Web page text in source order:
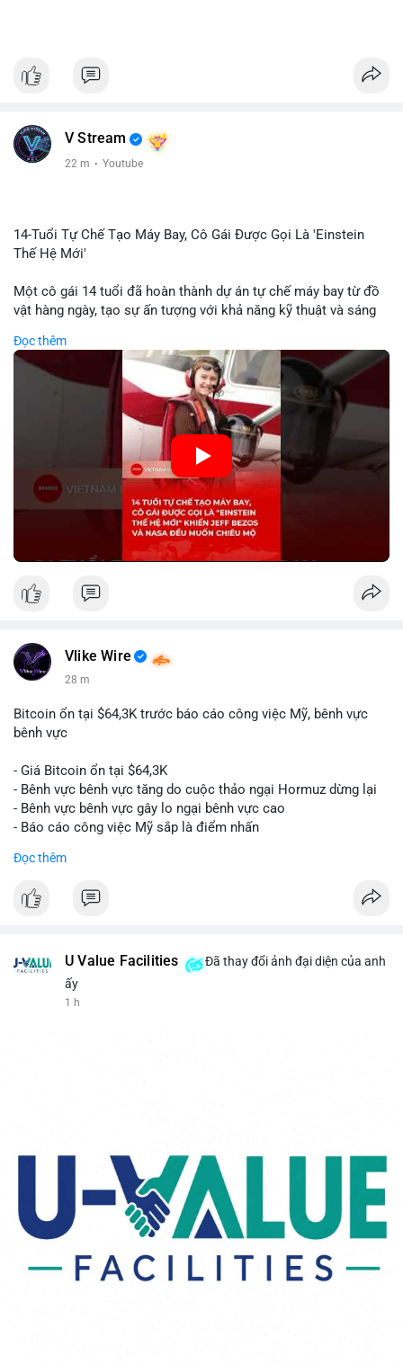
V Stream
22 m · Youtube
14-Tuổi Tự Chế Tạo Máy Bay, Cô Gái Được Gọi Là 'Einstein
Thế Hệ Mới'
Một cô gái 14 tuổi đã hoàn thành dự án tự chế máy bay từ đồ
vật hàng ngày, tạo sự ấn tượng với khả năng kỹ thuật và sáng
trình cô girl thiết kế, sản xuất và thử nghiệm máy bay, được
nhiều người so sánh với trí tuệ của Einstein. Thành tựu này
không chỉ thể hiện khả năng học tập nhanh chóng mà còn thể
hiện tiềm năng của thế hệ trẻ trong lĩnh vực công nghệ. Mặc dù
chưa liên quan trực tiếp đến tài chính hoặc crypto, sự phát
triển của công nghệ mới thường tạo cơ hội đầu tư hoặc ứng
dụng trong các lĩnh vực số hóa.
🎥 Xem video trực tiếp tại:
Nguồn: KIEN THUC KINH TE
Đọc thêm
Vlike Wire
28 m
Bitcoin ổn tại $64,3K trước báo cáo công việc Mỹ, bênh vực
bênh vực
- Giá Bitcoin ổn tại $64,3K
- Bênh vực bênh vực tăng do cuộc thảo ngại Hormuz dừng lại
- Bênh vực bênh vực gây lo ngại bênh vực cao
- Báo cáo công việc Mỹ sắp là điểm nhấn
$btc#btc
#vlikevn #titanbot
Đọc thêm
U Value Facilities
Đã thay đổi ảnh đại diện của anh
ấy
1 h